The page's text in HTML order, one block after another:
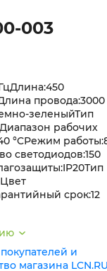
003
провода:3000
зеленыйТип
рабочих
°CРежим
светодиодов:150
срок:12